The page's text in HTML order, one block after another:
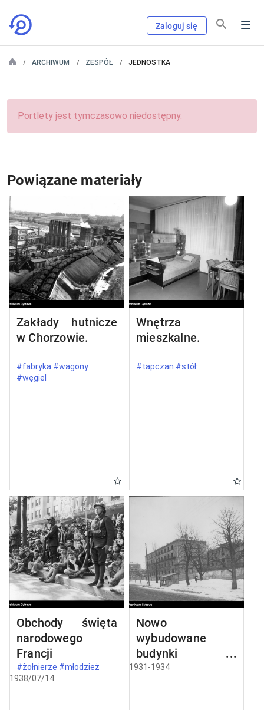
Zaloguj się
ARCHIWUM ZESPÓŁ JEDNOSTKA
Portlety jest tymczasowo niedostępny.
Powiązane materiały
Zakłady hutnicze
w Chorzowie.
#fabryka #wagony
#węgiel
Wnętrza
mieszkalne.
#tapczan #stół
Obchody święta
narodowego
Francji
#żołnierze #młodzież
1938/07/14
Nowo
wybudowane
budynki w
Częstochowie
1931-1934